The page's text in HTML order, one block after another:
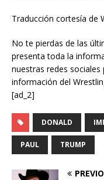
Traducción cortesía de
No te pierdas de las
presenta toda la
nuestras redes
información del
[ad_2]
DONALD
PAUL TRUMP